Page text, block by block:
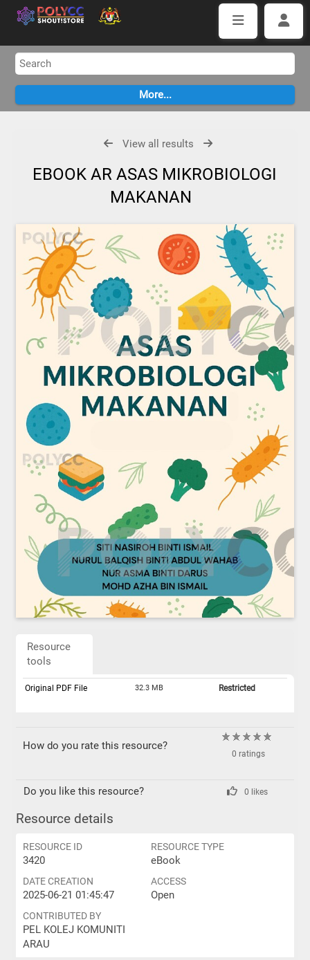
View all results
EBOOK AR ASAS MIKROBIOLOGI
MAKANAN
Resource
tools
Original PDF File 32.3 MB Restricted
How do you rate this resource?
0 ratings
Do you like this resource? 0 likes
Resource details
RESOURCE ID
3420
RESOURCE TYPE
eBook
DATE CREATION
2025-06-21 01:45:47
ACCESS
Open
CONTRIBUTED BY
PEL KOLEJ KOMUNITI
ARAU